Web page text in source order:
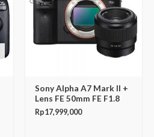
Sony Alpha A7 Mark II +
Lens FE 50mm FE F1.8
Rp17,999,000